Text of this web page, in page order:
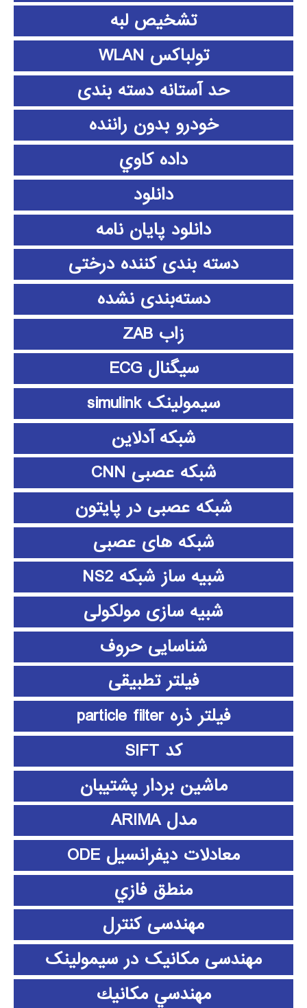
تشخیص لبه
تولباکس WLAN
حد آستانه دسته بندی
خودرو بدون راننده
داده كاوي
دانلود
دانلود پايان نامه
دسته بندی کننده درختی
دسته‌بندی نشده
زاب ZAB
سیگنال ECG
سیمولینک simulink
شبکه آدلاین
شبکه عصبی CNN
شبکه عصبی در پایتون
شبکه های عصبی
شبیه ساز شبکه NS2
شبیه سازی مولکولی
شناسایی حروف
فیلتر تطبیقی
فیلتر ذره particle filter
کد SIFT
ماشین بردار پشتیبان
مدل ARIMA
معادلات دیفرانسیل ODE
منطق فازي
مهندسی کنترل
مهندسی مکانیک در سیمولینک
مهندسي مكانيك